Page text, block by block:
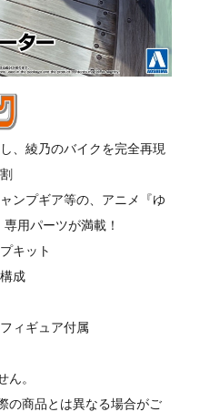
、綾乃のバイクを完全再現
ンプギア等の、アニメ『ゆ
用パーツが満載！
キット
成
ィギュア付属
。
の商品とは異なる場合がご